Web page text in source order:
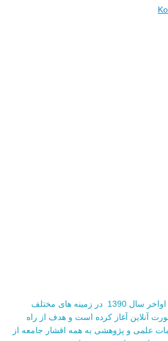
تیم پژوهشی کوله پشتی از اواخر سال 1390 در زمینه های مختلف
آنلاین آغاز کرده است و هدف از راه
علمی و پژوهشی به همه اقشار جامعه از